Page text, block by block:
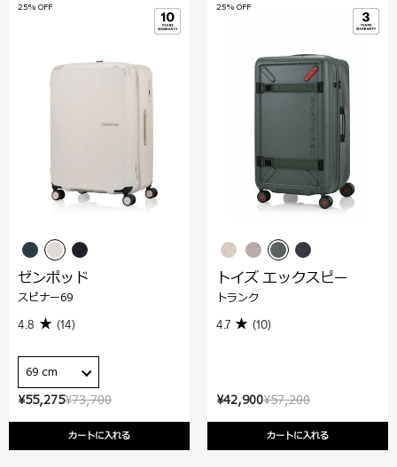
¥73,700
¥55,275
カートに入れる
25% OFF
ゼンポッド
スピナー69
4.8 (14)
69 cm
¥57,200
¥42,900
カートに入れる
25% OFF
トイズ エックスピー
トランク
4.7 (10)